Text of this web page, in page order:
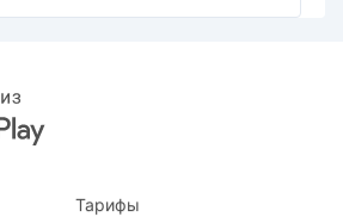
Тарифы